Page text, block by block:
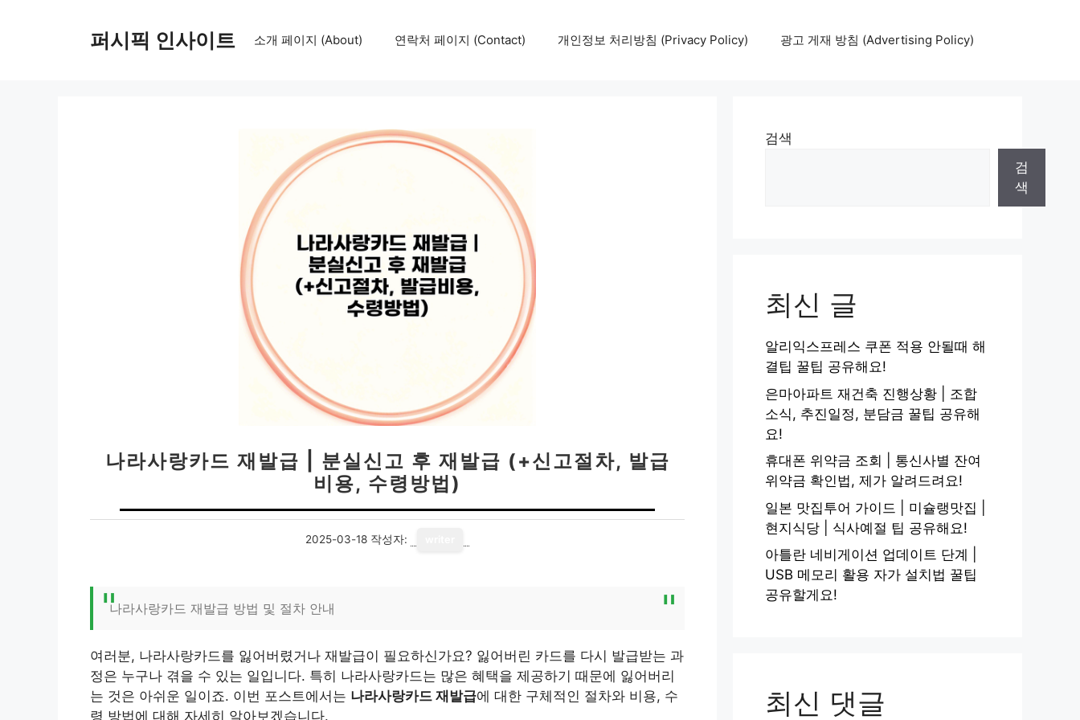
퍼시픽 인사이트 소개 페이지 (About) 연락처 페이지 (Contact) 개인정보 처리방침 (Privacy Policy) 광고 게재 방침 (Advertising Policy)
나라사랑카드 재발급 | 분실신고 후 재발급 (+신고절차, 발급
비용, 수령방법)
2025-03-18 작성자:
나라사랑카드 재발급 방법 및 절차 안내
여러분, 나라사랑카드를 잃어버렸거나 재발급이 필요하신가요? 잃어버린 카드를 다시 발급받는 과
정은 누구나 겪을 수 있는 일입니다. 특히 나라사랑카드는 많은 혜택을 제공하기 때문에 잃어버리
는 것은 아쉬운 일이죠. 이번 포스트에서는 나라사랑카드 재발급에 대한 구체적인 절차와 비용, 수
령 방법에 대해 자세히 알아보겠습니다.
검색
검
색
최신 글
알리익스프레스 쿠폰 적용 안될때 해
결팁 꿀팁 공유해요!
은마아파트 재건축 진행상황 | 조합
소식, 추진일정, 분담금 꿀팁 공유해
요!
휴대폰 위약금 조회 | 통신사별 잔여
위약금 확인법, 제가 알려드려요!
일본 맛집투어 가이드 | 미슐랭맛집 |
현지식당 | 식사예절 팁 공유해요!
아틀란 네비게이션 업데이트 단계 |
USB 메모리 활용 자가 설치법 꿀팁
공유할게요!
최신 댓글